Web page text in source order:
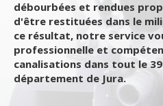
débourbées et rendues
d'être restituées dans le
ce résultat, notre service
professionnelle et
canalisations dans tout le
département de Jura.